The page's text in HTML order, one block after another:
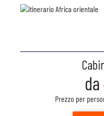
da
Prezzo per